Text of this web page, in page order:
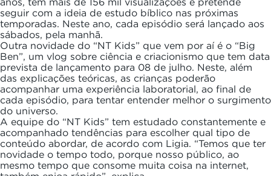
seguir com a ideia de estudo bíblico nas próximas
temporadas. Neste ano, cada episódio será lançado aos
sábados, pela manhã.
Outra novidade do “NT Kids” que vem por aí é o “Big
Ben”, um vlog sobre ciência e criacionismo que tem data
prevista de lançamento para 08 de julho. Neste, além
das explicações teóricas, as crianças poderão
acompanhar uma experiência laboratorial, ao final de
cada episódio, para tentar entender melhor o surgimento
do universo.
A equipe do “NT Kids” tem estudado constantemente e
acompanhado tendências para escolher qual tipo de
conteúdo abordar, de acordo com Ligia. “Temos que ter
novidade o tempo todo, porque nosso público, ao
mesmo tempo que consome muita coisa na internet,